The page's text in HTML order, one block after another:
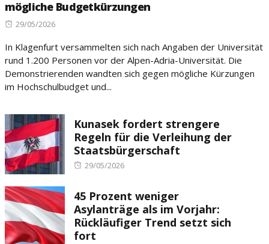
mögliche Budgetkürzungen
Posted
29/05/2026
In Klagenfurt versammelten sich nach Angaben der Universität
rund 1.200 Personen vor der Alpen-Adria-Universität. Die
Demonstrierenden wandten sich gegen mögliche Kürzungen
im Hochschulbudget und...
Kunasek fordert strengere
Regeln für die Verleihung der
Staatsbürgerschaft
Posted
29/05/2026
45 Prozent weniger
Asylanträge als im Vorjahr:
Rückläufiger Trend setzt sich
fort